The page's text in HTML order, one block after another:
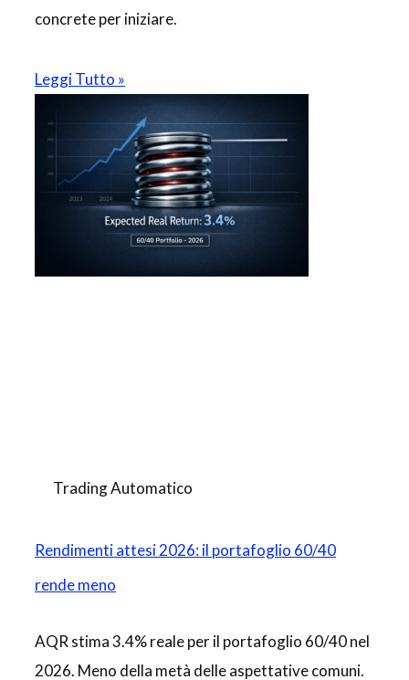
concrete per iniziare.
Leggi Tutto »
Trading Automatico
Rendimenti attesi 2026: il portafoglio 60/40
rende meno
AQR stima 3.4% reale per il portafoglio 60/40 nel
2026. Meno della metà delle aspettative comuni.